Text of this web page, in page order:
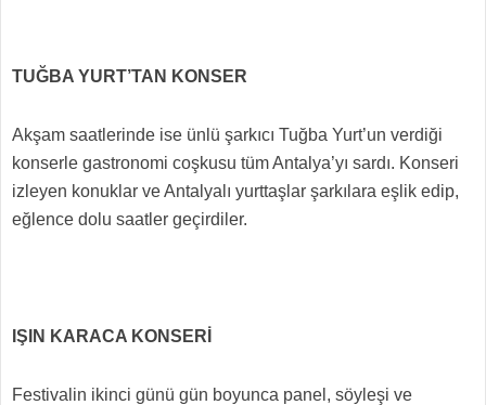
TUĞBA YURT’TAN KONSER
Akşam saatlerinde ise ünlü şarkıcı Tuğba Yurt’un verdiği
konserle gastronomi coşkusu tüm Antalya’yı sardı. Konseri
izleyen konuklar ve Antalyalı yurttaşlar şarkılara eşlik edip,
eğlence dolu saatler geçirdiler.
IŞIN KARACA KONSERİ
Festivalin ikinci günü gün boyunca panel, söyleşi ve